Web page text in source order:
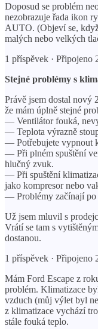
Doposud se problém
nezobrazuje řada ikon
AUTO. (Objeví se,
malých nebo velkých
1 příspěvek · Připojeno
Stejné problémy s
Právě jsem dostal nový
že mám úplně stejné
— Ventilátor fouká,
— Teplota výrazně
— Potřebujete vypnout
— Při plném spuštění
hlučný zvuk.
— Při spuštění
jako kompresor nebo
— Problémy začínají po
Už jsem mluvil s
Vrátí se tam s
dostanou.
1 příspěvek · Připojeno
Mám Ford Escape z
problém. Klimatizace
vzduch (můj výlet byl
z klimatizace vychází
stále fouká teplo.